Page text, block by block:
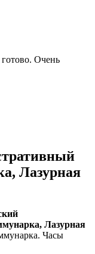
Очень
Лазурная
Лазурная
Часы